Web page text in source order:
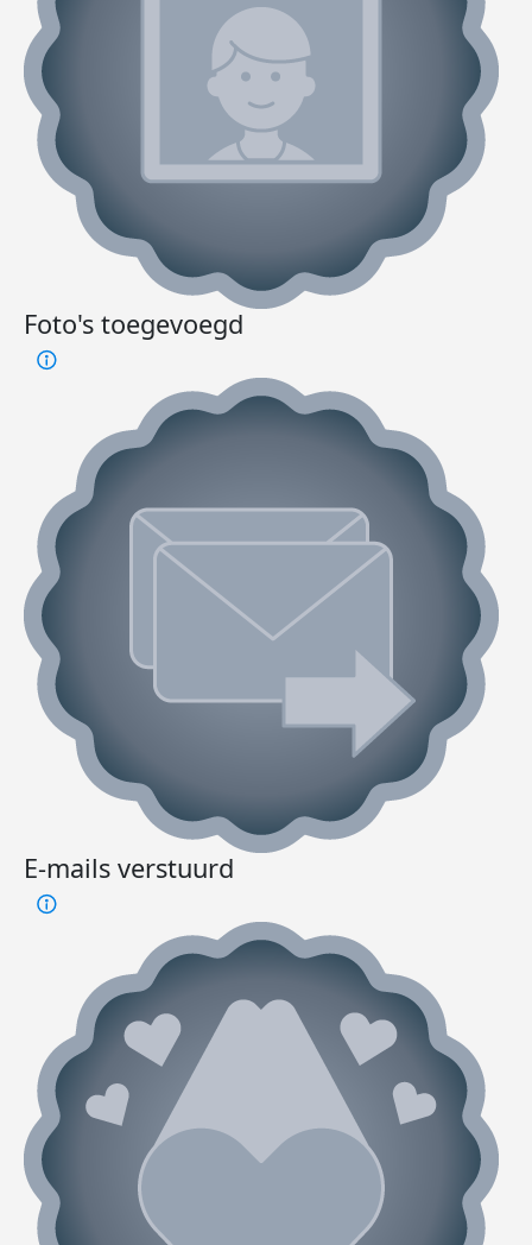
Foto's toegevoegd
E-mails verstuurd